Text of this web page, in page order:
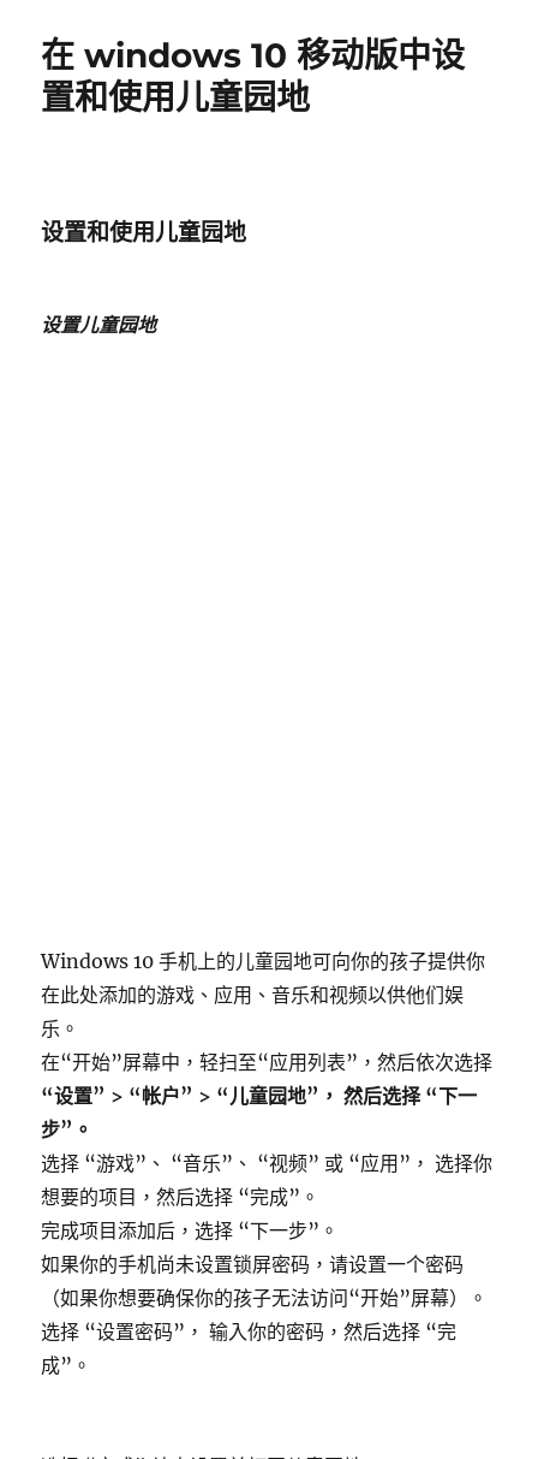
在 windows 10 移动版中设
置和使用儿童园地
设置和使用儿童园地
设置儿童园地
Windows 10 手机上的儿童园地可向你的孩子提供你
在此处添加的游戏、应用、音乐和视频以供他们娱
乐。
在“开始”屏幕中，轻扫至“应用列表”，然后依次选择
“设置” > “帐户” > “儿童园地”， 然后选择 “下一
步”。
选择 “游戏”、 “音乐”、 “视频” 或 “应用”， 选择你
想要的项目，然后选择 “完成”。
完成项目添加后，选择 “下一步”。
如果你的手机尚未设置锁屏密码，请设置一个密码
（如果你想要确保你的孩子无法访问“开始”屏幕）。
选择 “设置密码”， 输入你的密码，然后选择 “完
成”。